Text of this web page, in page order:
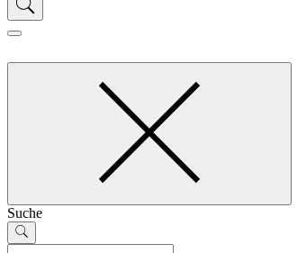
Suche